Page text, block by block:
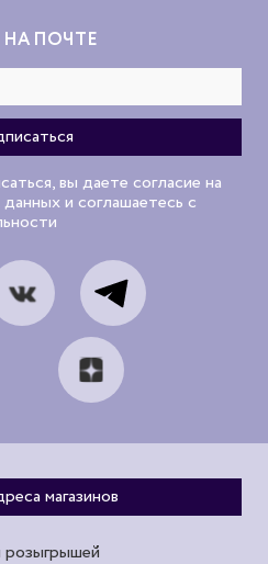
НА ПОЧТЕ
вы даете согласие на
и соглашаетесь с
магазинов
розыгрышей